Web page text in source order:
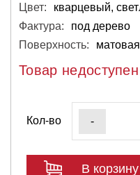
Цвет:
Фактура:
под дерево
Поверхность:
матовая
Товар недоступен
Кол-во -
В корзину